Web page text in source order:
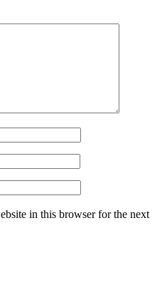
in this browser for the next